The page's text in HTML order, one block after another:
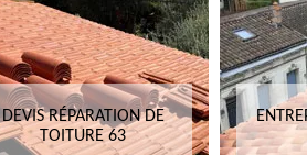
DEVIS RÉPARATION DE
TOITURE 63